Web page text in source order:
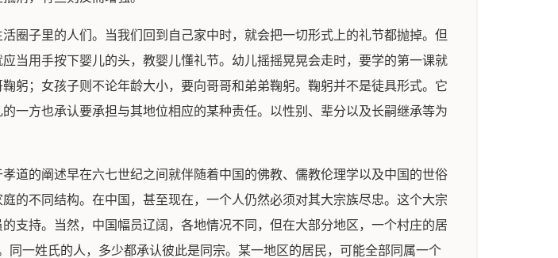
圈子里的人们。当我们回到自己家中时，就会把一切形式上的礼节都抛掉。但
当用手按下婴儿的头，教婴儿懂礼节。幼儿摇摇晃晃会走时，要学的第一课就
躬；女孩子则不论年龄大小，要向哥哥和弟弟鞠躬。鞠躬并不是徒具形式。它
一方也承认要承担与其地位相应的某种责任。以性别、辈分以及长嗣继承等为
道的阐述早在六七世纪之间就伴随着中国的佛教、儒教伦理学以及中国的世俗
的不同结构。在中国，甚至现在，一个人仍然必须对其大宗族尽忠。这个大宗
支持。当然，中国幅员辽阔，各地情况不同，但在大部分地区，一个村庄的居
一姓氏的人，多少都承认彼此是同宗。某一地区的居民，可能全部同属一个